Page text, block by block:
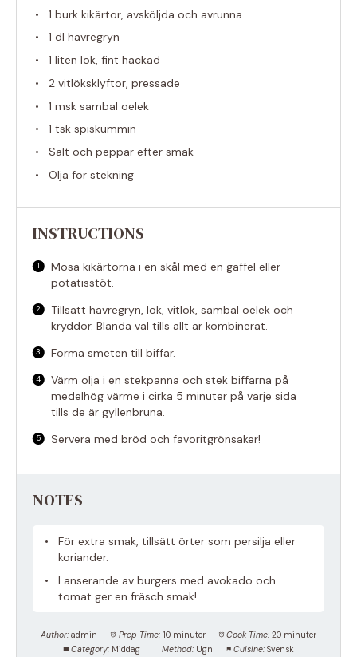
1 burk kikärtor, avsköljda och avrunna
1 dl havregryn
1 liten lök, fint hackad
2 vitlöksklyftor, pressade
1 msk sambal oelek
1 tsk spiskummin
Salt och peppar efter smak
Olja för stekning
INSTRUCTIONS
Mosa kikärtorna i en skål med en gaffel eller
potatisstöt.
Tillsätt havregryn, lök, vitlök, sambal oelek och
kryddor. Blanda väl tills allt är kombinerat.
Forma smeten till biffar.
Värm olja i en stekpanna och stek biffarna på
medelhög värme i cirka 5 minuter på varje sida
tills de är gyllenbruna.
Servera med bröd och favoritgrönsaker!
NOTES
För extra smak, tillsätt örter som persilja eller
koriander.
Lanserande av burgers med avokado och
tomat ger en fräsch smak!
Author: admin Prep Time: 10 minuter Cook Time: 20 minuter
Category: Middag Method: Ugn Cuisine: Svensk